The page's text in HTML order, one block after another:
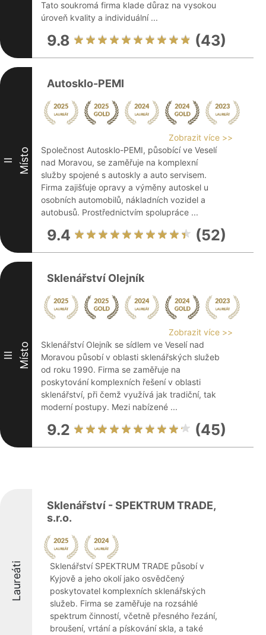
Tato soukromá firma klade důraz na vysokou
úroveň kvality a individuální ...
9.8 (43)
II Místo
Autosklo-PEMI
Zobrazit více >>
Společnost Autosklo-PEMI, působící ve Veselí
nad Moravou, se zaměřuje na komplexní
služby spojené s autoskly a auto servisem.
Firma zajišťuje opravy a výměny autoskel u
osobních automobilů, nákladních vozidel a
autobusů. Prostřednictvím spolupráce ...
9.4 (52)
III Místo
Sklenářství Olejník
Zobrazit více >>
Sklenářství Olejník se sídlem ve Veselí nad
Moravou působí v oblasti sklenářských služeb
od roku 1990. Firma se zaměřuje na
poskytování komplexních řešení v oblasti
sklenářství, při čemž využívá jak tradiční, tak
moderní postupy. Mezi nabízené ...
9.2 (45)
Laureáti
Sklenářství - SPEKTRUM TRADE,
s.r.o.
Sklenářství SPEKTRUM TRADE působí v
Kyjově a jeho okolí jako osvědčený
poskytovatel komplexních sklenářských
služeb. Firma se zaměřuje na rozsáhlé
spektrum činností, včetně přesného řezání,
broušení, vrtání a pískování skla, a také